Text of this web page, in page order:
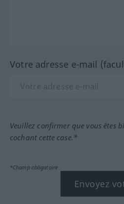
Votre adresse e-mail
Veuillez confirmer que vous êtes
cochant cette case.*
*Champ obligatoire
Envoyez